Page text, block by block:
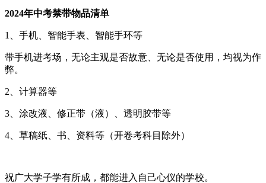
2024年中考禁带物品清单
1、手机、智能手表、智能手环等
带手机进考场，无论主观是否故意、无论是否使用，均视为作
弊。
2、计算器等
3、涂改液、修正带（液）、透明胶带等
4、草稿纸、书、资料等（开卷考科目除外）
祝广大学子学有所成，都能进入自己心仪的学校。